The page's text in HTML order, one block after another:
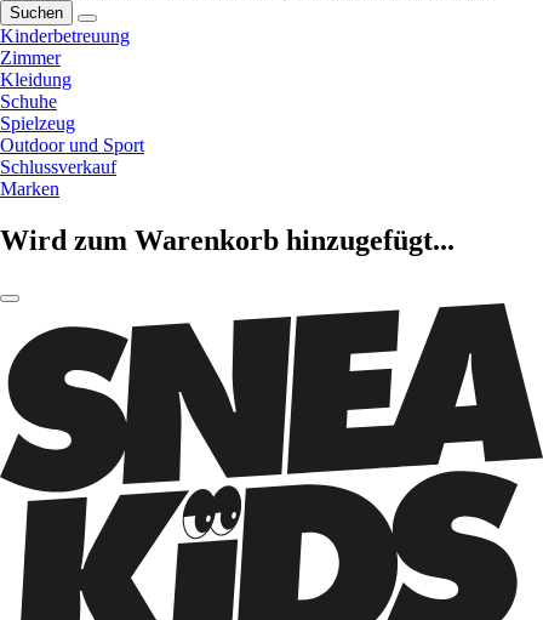
Suchen
Kinderbetreuung
Zimmer
Kleidung
Schuhe
Spielzeug
Outdoor und Sport
Schlussverkauf
Marken
Wird zum Warenkorb hinzugefügt...